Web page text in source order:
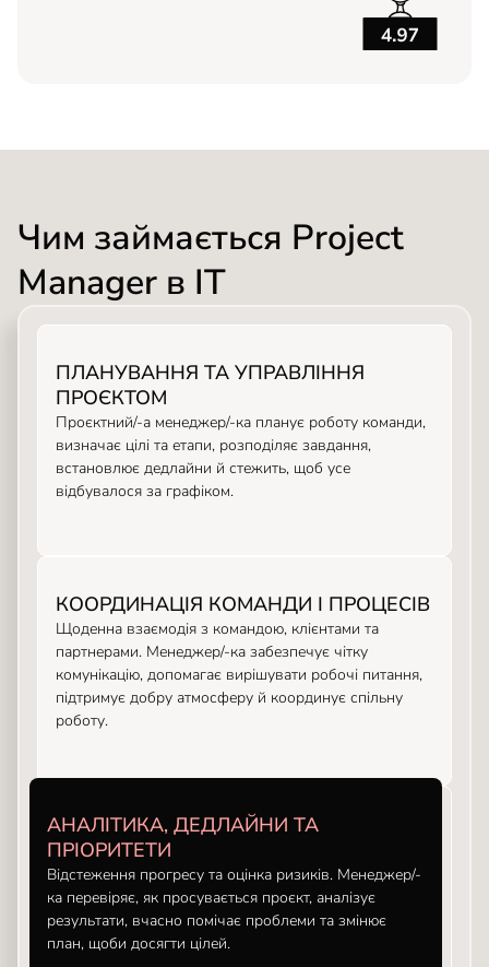
Чим займається Project
Manager в IT
ПЛАНУВАННЯ ТА УПРАВЛІННЯ
ПРОЄКТОМ
Проєктний/-а менеджер/-ка планує роботу команди,
визначає цілі та етапи, розподіляє завдання,
встановлює дедлайни й стежить, щоб усе
відбувалося за графіком.
КООРДИНАЦІЯ КОМАНДИ І ПРОЦЕСІВ
Щоденна взаємодія з командою, клієнтами та
партнерами. Менеджер/-ка забезпечує чітку
комунікацію, допомагає вирішувати робочі питання,
підтримує добру атмосферу й координує спільну
роботу.
АНАЛІТИКА, ДЕДЛАЙНИ ТА
ПРІОРИТЕТИ
Відстеження прогресу та оцінка ризиків. Менеджер/-
ка перевіряє, як просувається проєкт, аналізує
результати, вчасно помічає проблеми та змінює
план, щоби досягти цілей.